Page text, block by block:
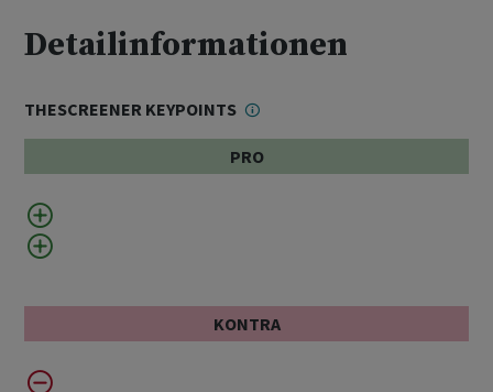
Detailinformationen
THESCREENER KEYPOINTS
PRO
KONTRA